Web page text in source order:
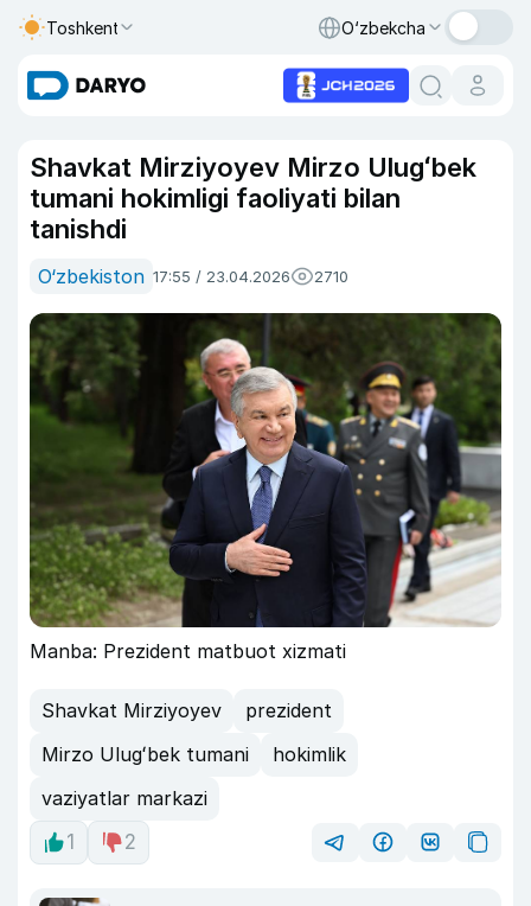
Toshkent O‘zbekcha
Shavkat Mirziyoyev Mirzo Ulugʻbek
tumani hokimligi faoliyati bilan
tanishdi
O‘zbekiston 17:55 / 23.04.2026 2710
Manba: Prezident matbuot xizmati
Shavkat Mirziyoyev
prezident
Mirzo Ulugʻbek tumani
hokimlik
vaziyatlar markazi
1
2